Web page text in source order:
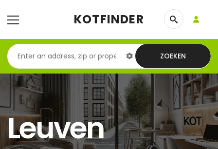
KOTFINDER
ZOEKEN
Leuven